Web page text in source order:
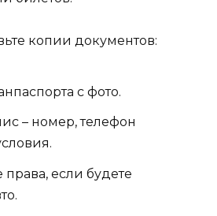
копии документов:
с фото.
– номер, телефон
если будете